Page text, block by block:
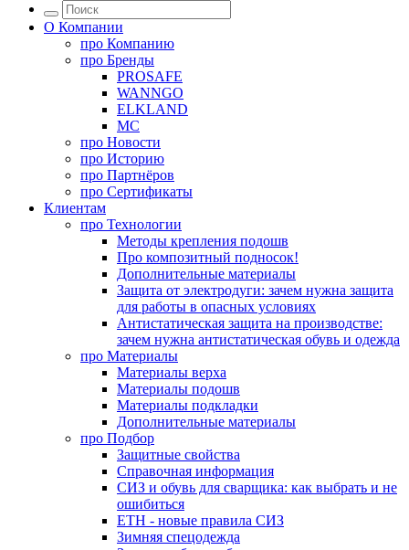
О Компании
про Компанию
про Бренды
PROSAFE
WANNGO
ELKLAND
MC
про Новости
про Историю
про Партнёров
про Сертификаты
Клиентам
про Технологии
Методы крепления подошв
Про композитный подносок!
Дополнительные материалы
Защита от электродуги: зачем нужна защита
для работы в опасных условиях
Антистатическая защита на производстве:
зачем нужна антистатическая обувь и одежда
про Материалы
Материалы верха
Материалы подошв
Материалы подкладки
Дополнительные материалы
про Подбор
Защитные свойства
Справочная информация
СИЗ и обувь для сварщика: как выбрать и не
ошибиться
ЕТН - новые правила СИЗ
Зимняя спецодежда